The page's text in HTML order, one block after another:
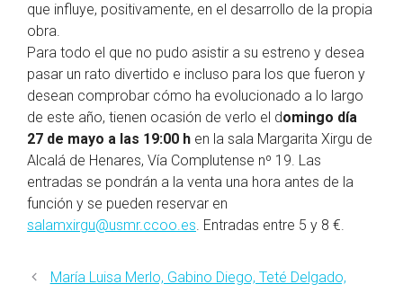
que influye, positivamente, en el desarrollo de la propia
obra.
Para todo el que no pudo asistir a su estreno y desea
pasar un rato divertido e incluso para los que fueron y
desean comprobar cómo ha evolucionado a lo largo
de este año, tienen ocasión de verlo el domingo día
27 de mayo a las 19:00 h en la sala Margarita Xirgu de
Alcalá de Henares, Vía Complutense nº 19. Las
entradas se pondrán a la venta una hora antes de la
función y se pueden reservar en
salamxirgu@usmr.ccoo.es. Entradas entre 5 y 8 €.
María Luisa Merlo, Gabino Diego, Teté Delgado,